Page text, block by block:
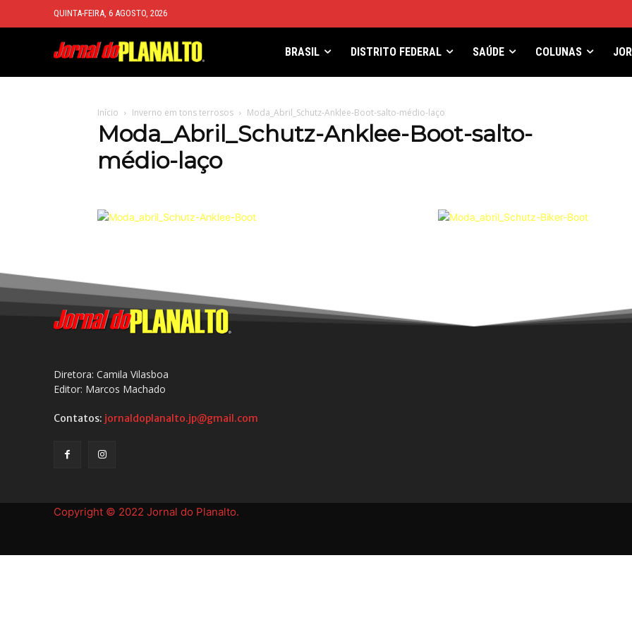
QUINTA-FEIRA, 6 AGOSTO, 2026
BRASIL DISTRITO FEDERAL SAÚDE COLUNAS
Início Inverno em tons terrosos Moda_Abril_Schutz-Anklee-Boot-salto-médio-laço
Moda_Abril_Schutz-Anklee-Boot-salto-
médio-laço
Diretora: Camila Vilasboa
Editor: Marcos Machado
Contatos: jornaldoplanalto.jp@gmail.com
Copyright © 2022 Jornal do Planalto.